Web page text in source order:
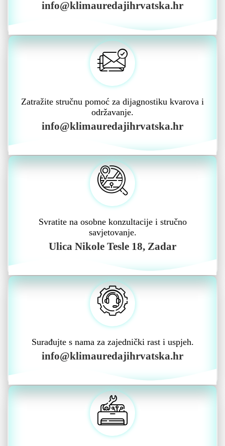
info@klimauredajihrvatska.hr
Zatražite stručnu pomoć za dijagnostiku kvarova i
održavanje.
info@klimauredajihrvatska.hr
Svratite na osobne konzultacije i stručno
savjetovanje.
Ulica Nikole Tesle 18, Zadar
Surađujte s nama za zajednički rast i uspjeh.
info@klimauredajihrvatska.hr